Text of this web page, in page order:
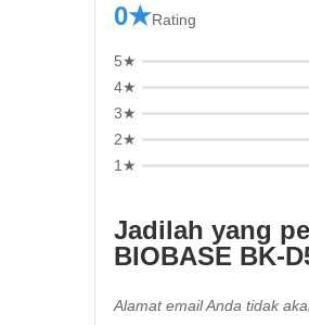
0★Rating
5★
4★
3★
2★
1★
Jadilah yang
BIOBASE BK-
Alamat email Anda tidak